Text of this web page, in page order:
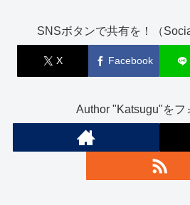
SNSボタンで共有を！（
X Facebook
Author "Katsugu"をフ